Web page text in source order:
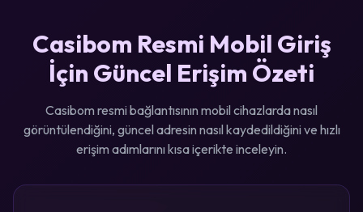
Casibom Resmi Mobil Giriş
İçin Güncel Erişim Özeti
Casibom resmi bağlantısının mobil cihazlarda nasıl
görüntülendiğini, güncel adresin nasıl kaydedildiğini ve hızlı
erişim adımlarını kısa içerikte inceleyin.